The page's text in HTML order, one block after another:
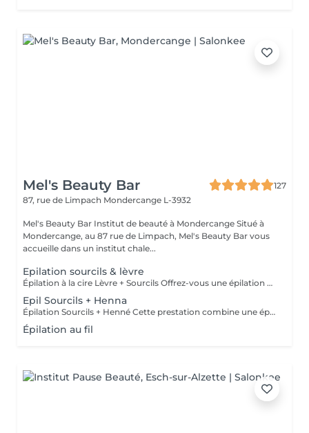
Mel's Beauty Bar
127
87, rue de Limpach Mondercange L-3932
Mel's Beauty Bar Institut de beauté à Mondercange Situé à
Mondercange, au 87 rue de Limpach, Mel's Beauty Bar vous
accueille dans un institut chale...
Epilation sourcils & lèvre
Épilation à la cire Lèvre + Sourcils Offrez-vous une épilation délicate et efficace de la lèvre et des sourcils avec notre cire à base de zinc, idéale pour les peaux sensibles. Deux types de cires sont disponibles pour répondre à vos besoins : Cire chaude : idéale pour une épilation plus rapide et efficace. Cire froide (avec ou sans bandes) : une option plus douce, parfaite pour les peaux les plus sensibles. Les deux types de cire garantissent une élimination nette des poils tout en respectant votre peau. Parfaite pour une finition précise, elle sublime vos traits et laisse votre peau douce et soyeuse.
Epil Sourcils + Henna
Épilation Sourcils + Henné Cette prestation combine une épilation précise des sourcils avec une application de henné, qui, en plus de colorer les poils, teint légèrement la peau pour un effet plus rempli et naturel. Contrairement à la teinture, le henné offre un rendu plus dense et durable, parfait pour structurer et sublimer le regard.
Épilation au fil